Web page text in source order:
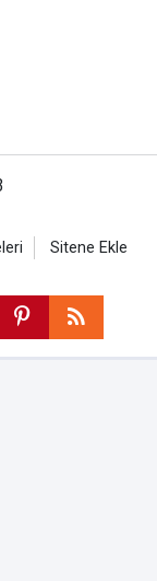
Sitene Ekle